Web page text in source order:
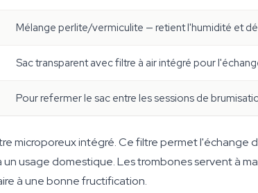
Mélange perlite/vermiculite — retient l'humidité et
Sac transparent avec filtre à air intégré pour
Pour refermer le sac entre les sessions de
microporeux intégré. Ce filtre permet
usage domestique. Les trombones servent à
à une bonne fructification.